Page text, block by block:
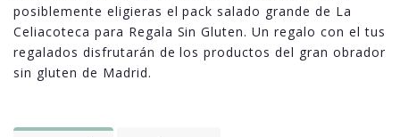
posiblemente eligieras el pack salado grande de La
Celiacoteca para Regala Sin Gluten. Un regalo con el tus
regalados disfrutarán de los productos del gran obrador
sin gluten de Madrid.